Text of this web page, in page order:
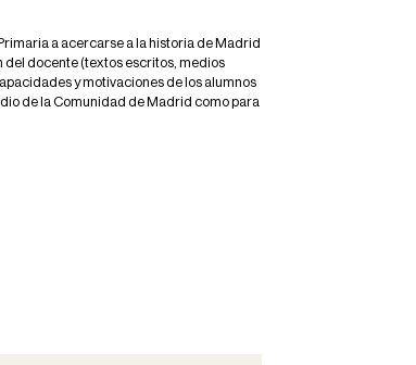
a acercarse a la historia de Madrid
del docente (textos escritos, medios
y motivaciones de los alumnos
de la Comunidad de Madrid como para